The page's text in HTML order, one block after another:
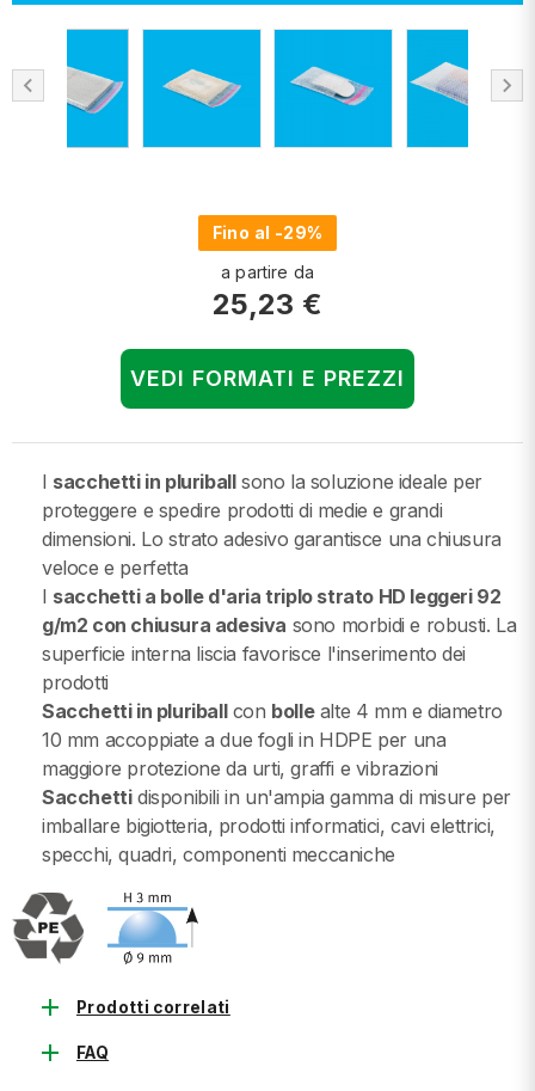
chevron_left chevron_right
Fino al -29%
a partire da
25,23 €
VEDI FORMATI E PREZZI
I sacchetti in pluriballsono la soluzione ideale per
proteggere e spedire prodotti di medie e grandi
dimensioni. Lo strato adesivo garantisce una chiusura
veloce e perfetta
I sacchetti a bolle d'aria triplo strato HD leggeri 92
g/m2 con chiusura adesiva sono morbidi e robusti. La
superficie interna liscia favorisce l'inserimento dei
prodotti
Sacchetti in pluriballcon bollealte 4 mm e diametro
10 mm accoppiate a due fogli in HDPE per una
maggiore protezione da urti, graffi e vibrazioni
Sacchettidisponibili in un'ampia gamma di misure per
imballare bigiotteria, prodotti informatici, cavi elettrici,
specchi, quadri, componenti meccaniche
add Prodotti correlati
add FAQ